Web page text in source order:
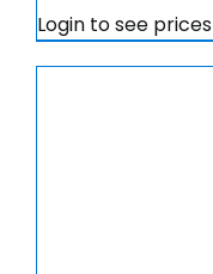
Login to see prices